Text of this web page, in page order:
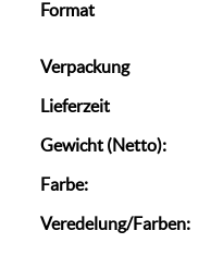
Format
Verpackung
Lieferzeit
Gewicht (Netto):
Farbe:
Veredelung/Farben: